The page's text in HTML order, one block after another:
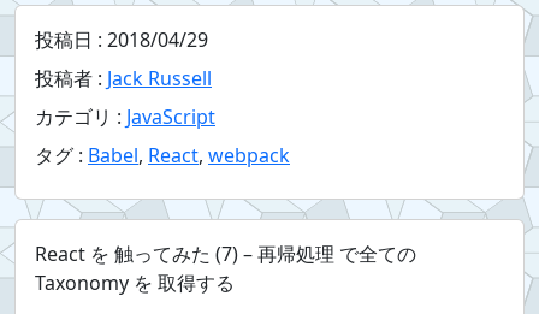
投稿日 : 2018/04/29
投稿者 : Jack Russell
カテゴリ : JavaScript
タグ : Babel, React, webpack
React を 触ってみた (7) – 再帰処理 で全ての
Taxonomy を 取得する